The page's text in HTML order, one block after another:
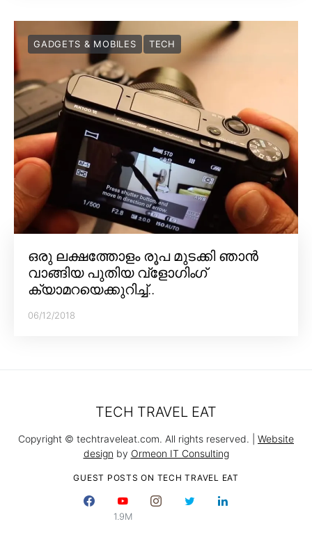
GADGETS & MOBILES TECH
ഒരു ലക്ഷത്തോളം രൂപ മുടക്കി ഞാൻ
വാങ്ങിയ പുതിയ വ്‌ളോഗിംഗ്
ക്യാമറയെക്കുറിച്ച്..
06/12/2018
GUEST POSTS ON TECH TRAVEL EAT
1.9M
TECH TRAVEL EAT
Copyright © techtraveleat.com. All rights reserved. | Website
design by Ormeon IT Consulting